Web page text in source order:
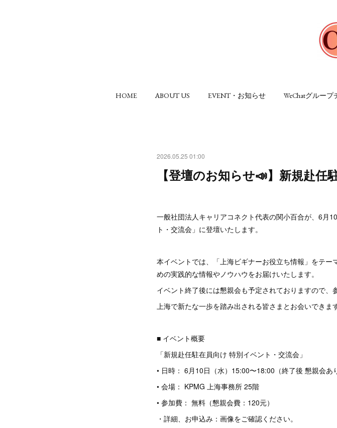
HOME ABOUT US EVENT・お知らせ WeChatグループ
2026.05.25 01:00
【登壇のお知らせ📣】新規赴
一般社団法人キャリアコネクト代表の関小百合が、6月
ト・交流会」に登壇いたします。
本イベントでは、「上海ビギナーお役立ち情報」をテ
めの実践的な情報やノウハウをお届けいたします。
イベント終了後には懇親会も予定されておりますので、
上海で新たな一歩を踏み出される皆さまとお会いできま
■ イベント概要
「新規赴任駐在員向け 特別イベント・交流会」
• 日時： 6月10日（水）15:00〜18:00（終了後 懇親会あ
• 会場： KPMG 上海事務所 25階
• 参加費： 無料（懇親会費：120元）
・詳細、お申込み：画像をご確認ください。